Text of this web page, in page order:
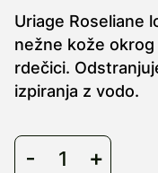
Uriage Roseliane
nežne kože
rdečici.
izpiranja z vodo.